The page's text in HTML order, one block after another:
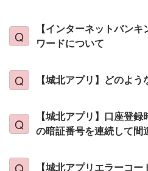
【インターネットバン
ワードについて
【城北アプリ】どのよ
【城北アプリ】口座登
の暗証番号を連続して間
【城北アプリエラーコ